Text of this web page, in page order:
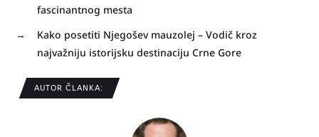
fascinantnog mesta
→
Kako posetiti Njegošev mauzolej – Vodič kroz
najvažniju istorijsku destinaciju Crne Gore
AUTOR ČLANKA: